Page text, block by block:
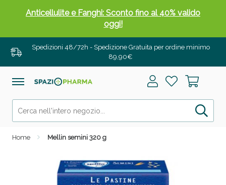
Spedizioni 48/72h - Spedizione Gratuita per ordine minimo
89,90€
Home Mellin semini 320 g
Anticellulite e Fanghi: Sconto fino al 40% valido
oggi!